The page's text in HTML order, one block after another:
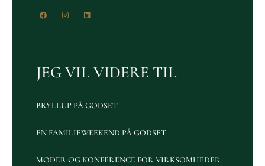
JEG VIL VIDERE TIL
BRYLLUP PÅ GODSET
EN FAMILIEWEEKEND PÅ GODSET
MØDER OG KONFERENCE FOR VIRKSOMHEDER